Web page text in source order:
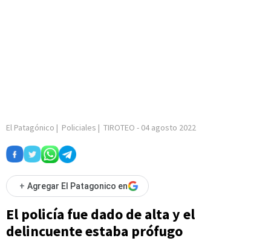
El Patagónico | Policiales | TIROTEO - 04 agosto 2022
+ Agregar El Patagonico en
El policía fue dado de alta y el
delincuente estaba prófugo